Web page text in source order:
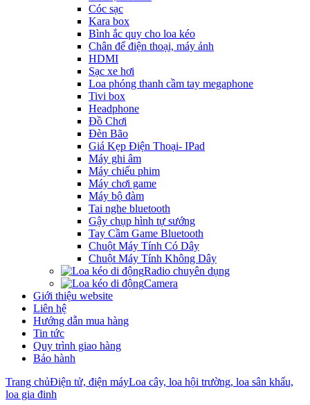
Cóc sạc
Kara box
Bình ắc quy cho loa kéo
Chân để điện thoại, máy ảnh
HDMI
Sạc xe hơi
Loa phóng thanh cầm tay megaphone
Tivi box
Headphone
Đồ Chơi
Đèn Bão
Giá Kẹp Điện Thoại- IPad
Máy ghi âm
Máy chiếu phim
Máy chơi game
Máy bộ đàm
Tai nghe bluetooth
Gậy chụp hình tự sướng
Tay Cầm Game Bluetooth
Chuột Máy Tính Có Dây
Chuột Máy Tính Không Dây
Radio chuyên dụng
Camera
Giới thiệu website
Liên hệ
Hướng dẫn mua hàng
Tin tức
Quy trình giao hàng
Bảo hành
Trang chủĐiện tử, điện máyLoa cây, loa hội trường, loa sân khấu,
loa gia đinh